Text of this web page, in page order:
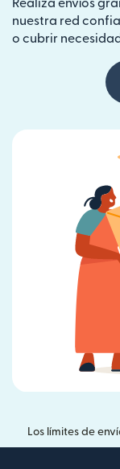
Realiza envíos
nuestra red
o cubrir
Los límites de